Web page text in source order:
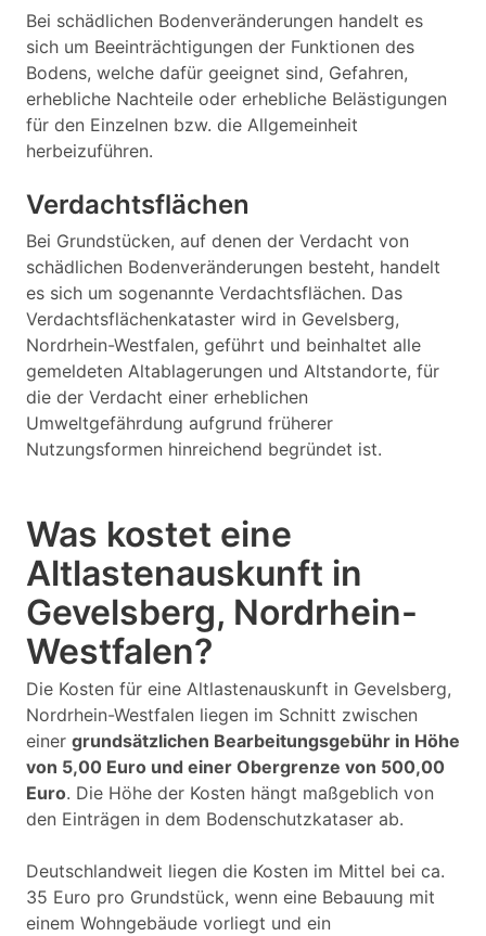
Bei schädlichen Bodenveränderungen handelt es
sich um Beeinträchtigungen der Funktionen des
Bodens, welche dafür geeignet sind, Gefahren,
erhebliche Nachteile oder erhebliche Belästigungen
für den Einzelnen bzw. die Allgemeinheit
herbeizuführen.
Verdachtsflächen
Bei Grundstücken, auf denen der Verdacht von
schädlichen Bodenveränderungen besteht, handelt
es sich um sogenannte Verdachtsflächen. Das
Verdachtsflächenkataster wird in Gevelsberg,
Nordrhein-Westfalen, geführt und beinhaltet alle
gemeldeten Altablagerungen und Altstandorte, für
die der Verdacht einer erheblichen
Umweltgefährdung aufgrund früherer
Nutzungsformen hinreichend begründet ist.
Was kostet eine
Altlastenauskunft in
Gevelsberg, Nordrhein-
Westfalen?
Die Kosten für eine Altlastenauskunft in Gevelsberg,
Nordrhein-Westfalen liegen im Schnitt zwischen
einer grundsätzlichen Bearbeitungsgebühr in Höhe
von 5,00 Euro und einer Obergrenze von 500,00
Euro. Die Höhe der Kosten hängt maßgeblich von
den Einträgen in dem Bodenschutzkataser ab.
Deutschlandweit liegen die Kosten im Mittel bei ca.
35 Euro pro Grundstück, wenn eine Bebauung mit
einem Wohngebäude vorliegt und ein